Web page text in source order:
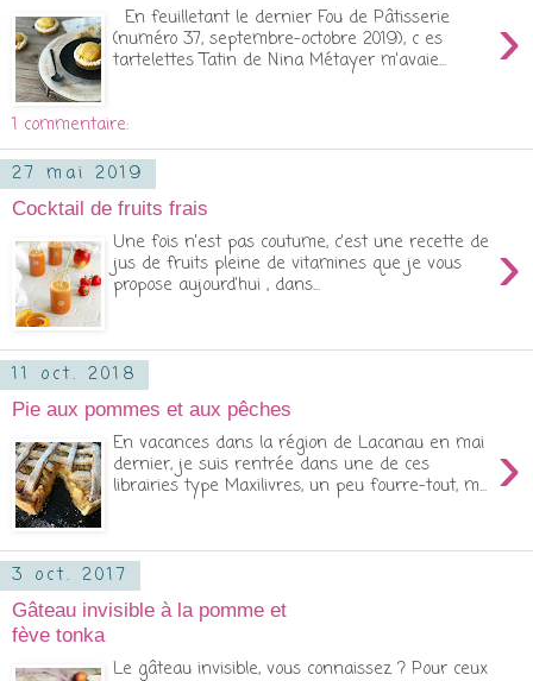
›
En feuilletant le dernier Fou de Pâtisserie
(numéro 37, septembre-octobre 2019), c es
tartelettes Tatin de Nina Métayer m'avaie...
1 commentaire:
27 mai 2019
Cocktail de fruits frais
›
Une fois n'est pas coutume, c'est une recette de
jus de fruits pleine de vitamines que je vous
propose aujourd'hui , dans...
11 oct. 2018
Pie aux pommes et aux pêches
›
En vacances dans la région de Lacanau en mai
dernier, je suis rentrée dans une de ces
librairies type Maxilivres, un peu fourre-tout, m...
3 oct. 2017
Gâteau invisible à la pomme et
fève tonka
Le gâteau invisible, vous connaissez ? Pour ceux